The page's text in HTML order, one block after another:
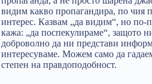
видим какво пропагандира, по чия
интерес. Казвам „да видим“, но по-
кажа: „да поспекулираме“, защото
доброволно да ни представи
интересуваме. Можем само да
степен на правдоподобност.